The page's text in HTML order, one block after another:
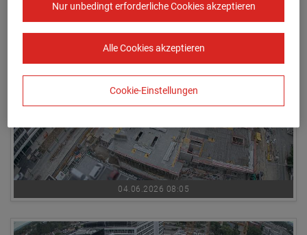
04.06.2026 08:05
Nur unbedingt erforderliche Cookies akzeptieren
Alle Cookies akzeptieren
Cookie-Einstellungen